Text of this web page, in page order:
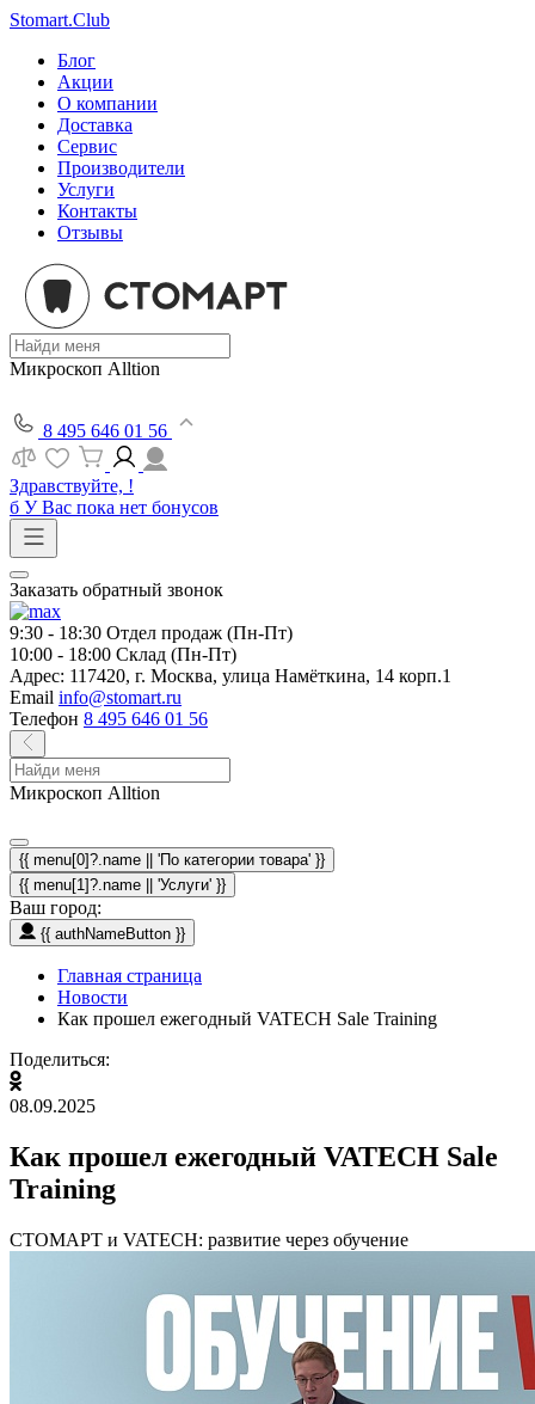
Stomart.Club
Блог
Акции
О компании
Доставка
Сервис
Производители
Услуги
Контакты
Отзывы
Микроскоп Alltion
8 495 646 01 56
Здравствуйте, !
б У Вас пока нет бонусов
Заказать обратный звонок
9:30 - 18:30 Отдел продаж (Пн-Пт)
10:00 - 18:00 Склад (Пн-Пт)
Адрес: 117420, г. Москва, улица Намёткина, 14 корп.1
Email info@stomart.ru
Телефон 8 495 646 01 56
Микроскоп Alltion
{{ menu[0]?.name || 'По категории товара' }}
{{ menu[1]?.name || 'Услуги' }}
Ваш город:
{{ authNameButton }}
Главная страница
Новости
Как прошел ежегодный VATECH Sale Training
Поделиться:
08.09.2025
Как прошел ежегодный VATECH Sale
Training
СТОМАРТ и VATECH: развитие через обучение